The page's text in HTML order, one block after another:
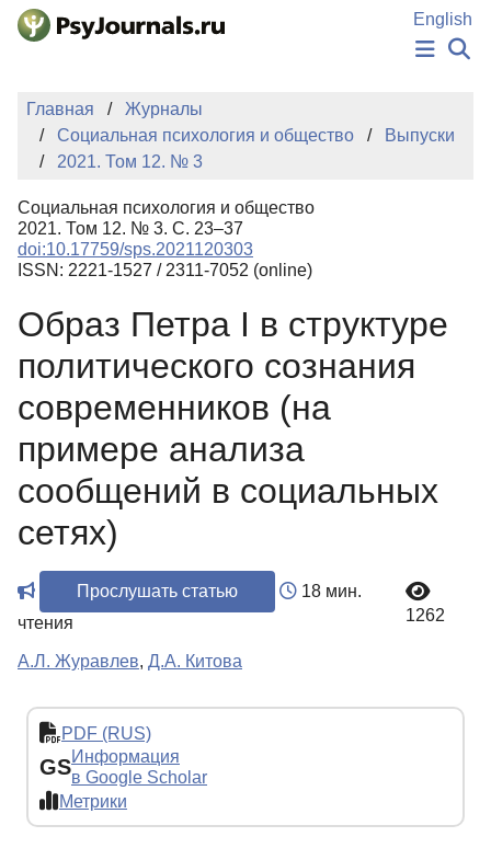
Перейти к основному содержанию
English
НОВОСТИ
ИЗДАНИЯ
БАЗА ЗНАНИЙ
КЛЮЧЕВЫЕ СЛОВА
Регистрация
Главная
Журналы
Социальная психология и общество
Выпуски
2021. Том 12. № 3
Социальная психология и общество
2021. Том 12. № 3. С. 23–37
doi:10.17759/sps.2021120303
ISSN: 2221-1527 / 2311-7052 (online)
Образ Петра I в структуре
политического сознания
современников (на
примере анализа
сообщений в социальных
сетях)
Прослушать статью
18 мин.
чтения
1262
А.Л. Журавлев, Д.А. Китова
PDF (RUS)
GSИнформация
в Google Scholar
Метрики